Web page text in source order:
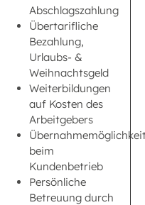
Abschlagszahlung
Übertarifliche
Bezahlung,
Urlaubs- &
Weihnachtsgeld
Weiterbildungen
auf Kosten des
Arbeitgebers
beim
Kundenbetrieb
Persönliche
Betreuung durch